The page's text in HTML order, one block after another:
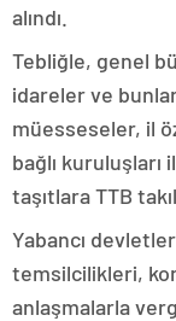
alındı.
Tebliğle, genel
idareler ve
müesseseler, il
bağlı
taşıtlara TTB
Yabancı
temsilcilikleri,
anlaşmalarla